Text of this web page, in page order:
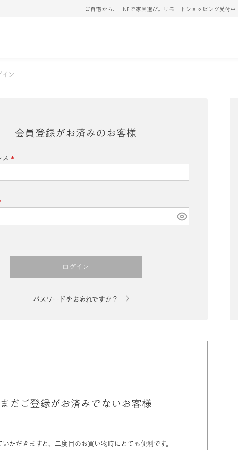
ご自宅から、LINEで家具選び。リモートショッピング受付中
イン
会員登録がお済みのお客様
ス
須)
)
ログイン
パスワードをお忘れですか？
まだご登録がお済みでないお客様
いただきますと、二度目のお買い物時にとても便利です。